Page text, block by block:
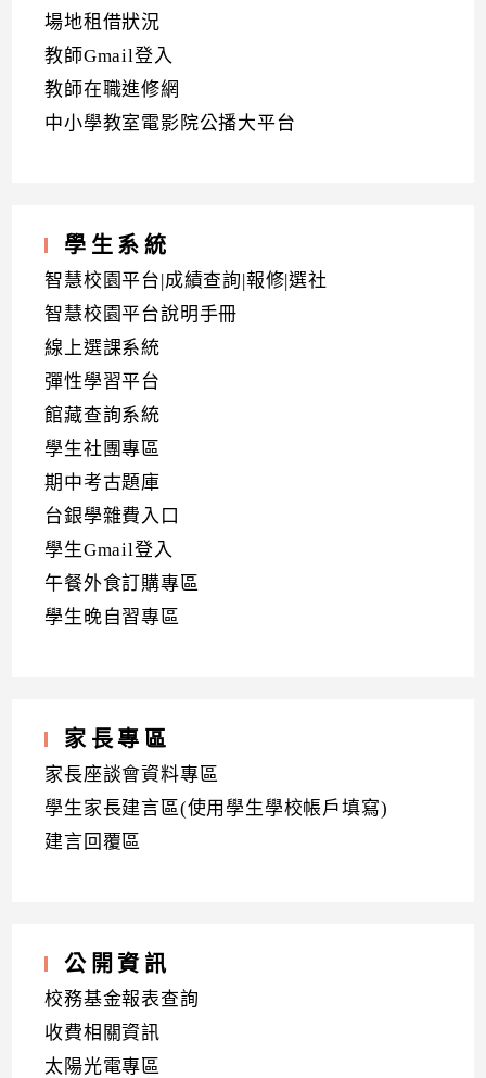
場地租借狀況
教師Gmail登入
教師在職進修網
中小學教室電影院公播大平台
學生系統
智慧校園平台|成績查詢|報修|選社
智慧校園平台說明手冊
線上選課系統
彈性學習平台
館藏查詢系統
學生社團專區
期中考古題庫
台銀學雜費入口
學生Gmail登入
午餐外食訂購專區
學生晚自習專區
家長專區
家長座談會資料專區
學生家長建言區(使用學生學校帳戶填寫)
建言回覆區
公開資訊
校務基金報表查詢
收費相關資訊
太陽光電專區